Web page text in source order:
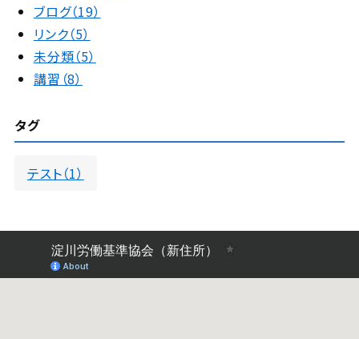
ブログ（19）
リンク（5）
未分類（5）
講習（8）
タグ
テスト（1）